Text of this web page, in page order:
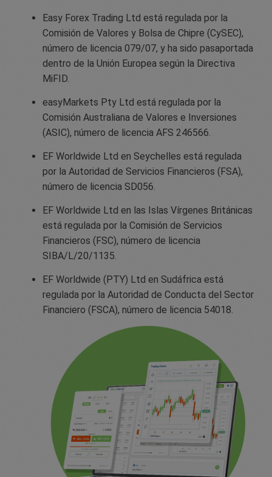
Easy Forex Trading Ltd está regulada por la
Comisión de Valores y Bolsa de Chipre (CySEC),
número de licencia 079/07, y ha sido pasaportada
dentro de la Unión Europea según la Directiva
MiFID.
easyMarkets Pty Ltd está regulada por la
Comisión Australiana de Valores e Inversiones
(ASIC), número de licencia AFS 246566.
EF Worldwide Ltd en Seychelles está regulada
por la Autoridad de Servicios Financieros (FSA),
número de licencia SD056.
EF Worldwide Ltd en las Islas Vírgenes Británicas
está regulada por la Comisión de Servicios
Financieros (FSC), número de licencia
SIBA/L/20/1135.
EF Worldwide (PTY) Ltd en Sudáfrica está
regulada por la Autoridad de Conducta del Sector
Financiero (FSCA), número de licencia 54018.